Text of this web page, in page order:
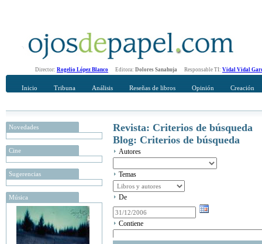
Director: Rogelio López Blanco Editora: Dolores Sanahuja Responsable TI: Vidal Vidal
Inicio Tribuna Análisis Reseñas de libros Opinión Creación
Novedades
Cine
Sugerencias
Música
Revista: Criterios de búsqueda
Blog: Criterios de búsqueda
Autores
Temas
De
Contiene